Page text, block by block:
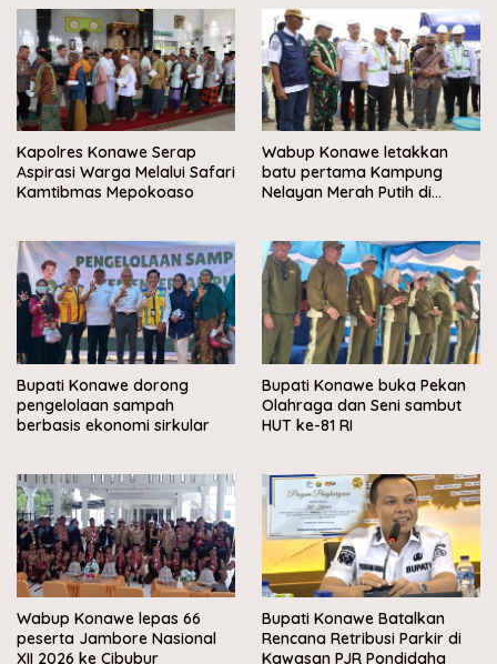
Kapolres Konawe Serap
Aspirasi Warga Melalui Safari
Kamtibmas Mepokoaso
Wabup Konawe letakkan
batu pertama Kampung
Nelayan Merah Putih di
Bupati Konawe dorong
pengelolaan sampah
berbasis ekonomi sirkular
Bupati Konawe buka Pekan
Olahraga dan Seni sambut
HUT ke-81 RI
Wabup Konawe lepas 66
peserta Jambore Nasional
XII 2026 ke Cibubur
Bupati Konawe Batalkan
Rencana Retribusi Parkir di
Kawasan PJR Pondidaha